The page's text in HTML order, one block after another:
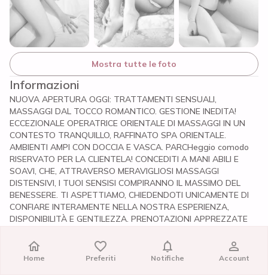
Mostra tutte le foto
Informazioni
NUOVA APERTURA OGGI: TRATTAMENTI SENSUALI,
MASSAGGI DAL TOCCO ROMANTICO. GESTIONE INEDITA!
ECCEZIONALE OPERATRICE ORIENTALE DI MASSAGGI IN UN
CONTESTO TRANQUILLO, RAFFINATO SPA ORIENTALE.
AMBIENTI AMPI CON DOCCIA E VASCA. PARCHeggio comodo
RISERVATO PER LA CLIENTELA! CONCEDITI A MANI ABILI E
SOAVI, CHE, ATTRAVERSO MERAVIGLIOSI MASSAGGI
DISTENSIVI, I TUOI SENSISI COMPIRANNO IL MASSIMO DEL
BENESSERE. TI ASPETTIAMO, CHIEDENDOTI UNICAMENTE DI
CONFIARE INTERAMENTE NELLA NOSTRA ESPERIENZA,
DISPONIBILITÀ E GENTILEZZA. PRENOTAZIONI APPREZZATE
Indirizzo: Via Borgazzi 44, Monza
Recensioni
Home Preferiti Notifiche Account
Home Preferiti Notifiche Account